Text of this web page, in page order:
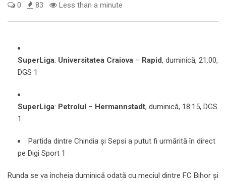
0 83 Less than a minute
SuperLiga: Universitatea Craiova – Rapid, duminică, 21:00,
DGS 1
SuperLiga: Petrolul – Hermannstadt, duminică, 18:15, DGS
1
Partida dintre Chindia și Sepsi a putut fi urmărită în direct
pe Digi Sport 1
Runda se va încheia duminică odată cu meciul dintre FC Bihor și